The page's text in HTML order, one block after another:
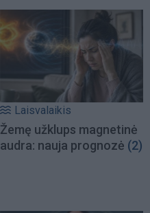
Laisvalaikis
Žemę užklups magnetinė
audra: nauja prognozė (2)